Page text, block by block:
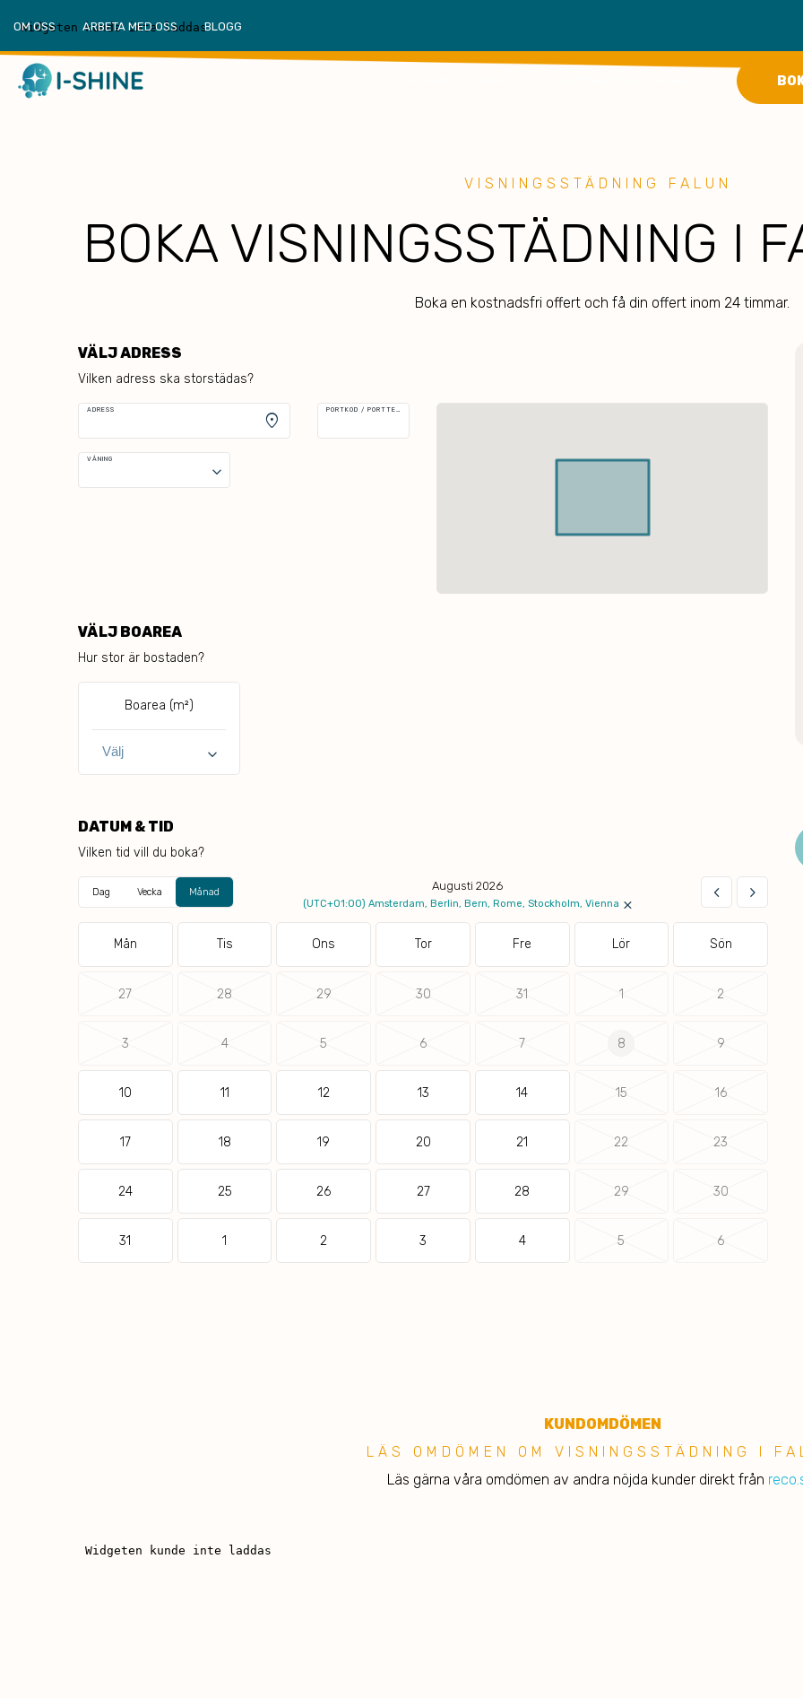
OM OSS ARBETA MED OSS BLOGG
VISNINGSSTÄDNING FALUN
BOKA VISNINGSSTÄDNING I
Boka en kostnadsfri offert och få din offert inom 24 timmar.
VÄLJ ADRESS
Vilken adress ska storstädas?
ADRESS
location_on
PORTKOD / PORTTELEFON
VÅNING
keyboard_arrow_down
VÄLJ BOAREA
Hur stor är bostaden?
Boarea (m²)
keyboard_arrow_down
DATUM & TID
Vilken tid vill du boka?
Dag Vecka Månad Augusti 2026
(UTC+01:00) Amsterdam, Berlin, Bern, Rome, Stockholm, Vienna ×
keyboard_arrow_left keyboard_arrow_right
Mån Tis Ons Tor Fre Lör Sön
27 28 29 30 31 1 2
3 4 5 6 7 8 9
10 11 12 13 14 15 16
17 18 19 20 21 22 23
24 25 26 27 28 29 30
31 1 2 3 4 5 6
KUNDOMDÖMEN
LÄS OMDÖMEN OM VISNINGSSTÄDNING I
Läs gärna våra omdömen av andra nöjda kunder direkt från